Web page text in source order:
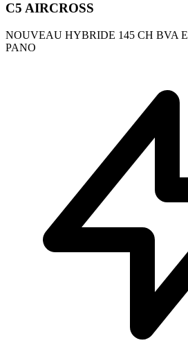
C5 AIRCROSS
NOUVEAU HYBRIDE 145 CH BVA
PANO